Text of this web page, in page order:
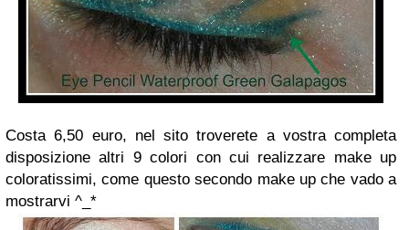
Costa 6,50 euro, nel sito troverete a vostra completa
disposizione altri 9 colori con cui realizzare make up
coloratissimi, come questo secondo make up che vado a
mostrarvi ^_*